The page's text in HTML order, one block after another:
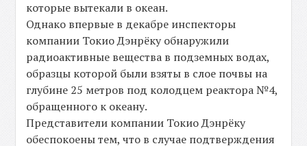
которые вытекали в океан.
Однако впервые в декабре инспекторы
компании Токио Дэнрёку обнаружили
радиоактивные вещества в подземных водах,
образцы которой были взяты в слое почвы на
глубине 25 метров под колодцем реактора №4,
обращенного к океану.
Представители компании Токио Дэнрёку
обеспокоены тем, что в случае подтверждения